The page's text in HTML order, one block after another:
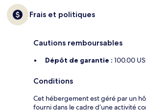
Frais et politiques
Cautions remboursables
Dépôt de garantie : 100.00
Conditions
Cet hébergement est géré par un
fourni dans le cadre d’une activité